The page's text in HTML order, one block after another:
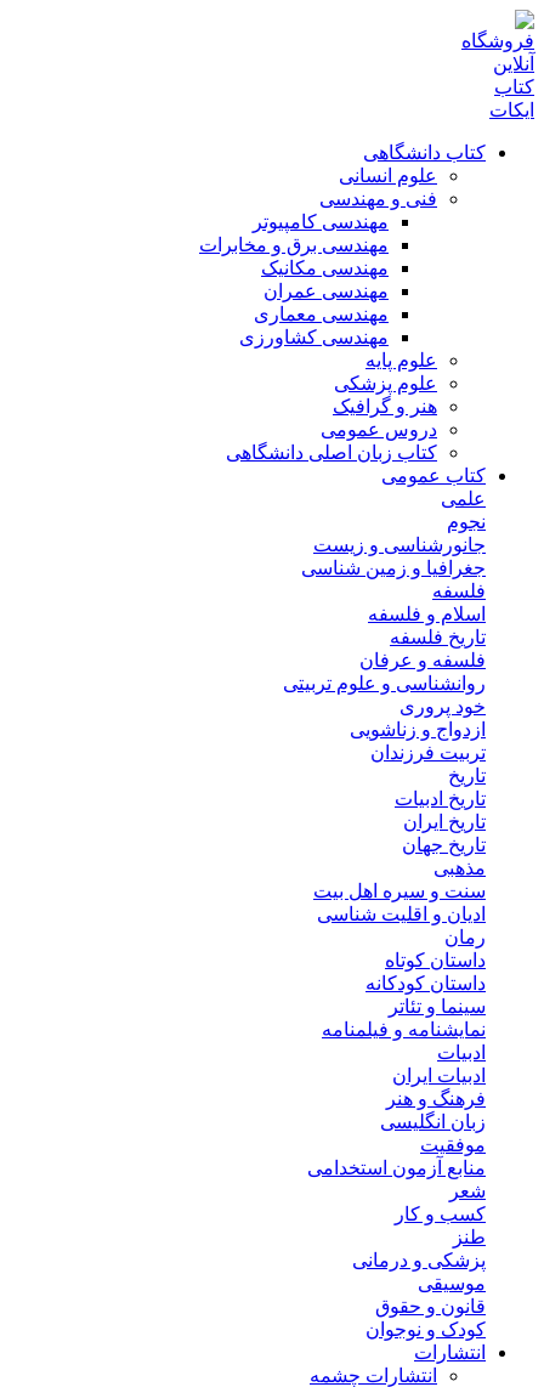
کتاب دانشگاهی
علوم انسانی
فنی و مهندسی
مهندسی کامپیوتر
مهندسی برق و مخابرات
مهندسی مکانیک
مهندسی عمران
مهندسی معماری
مهندسی کشاورزی
علوم پایه
علوم پزشکی
هنر و گرافیک
دروس عمومی
کتاب زبان اصلی دانشگاهی
کتاب عمومی
علمی
نجوم
جانورشناسی و زیست
جغرافیا و زمین شناسی
فلسفه
اسلام و فلسفه
تاریخ فلسفه
فلسفه و عرفان
روانشناسی و علوم تربیتی
خود پروری
ازدواج و زناشویی
تربیت فرزندان
تاریخ
تاریخ ادبیات
تاریخ ایران
تاریخ جهان
مذهبی
سنت و سیره اهل بیت
ادیان و اقلیت شناسی
رمان
داستان کوتاه
داستان کودکانه
سینما و تئاتر
نمایشنامه و فیلمنامه
ادبیات
ادبیات ایران
فرهنگ و هنر
زبان انگلیسی
موفقیت
منابع آزمون استخدامی
شعر
کسب و کار
طنز
پزشکی و درمانی
موسیقی
قانون و حقوق
کودک و نوجوان
انتشارات
انتشارات چشمه